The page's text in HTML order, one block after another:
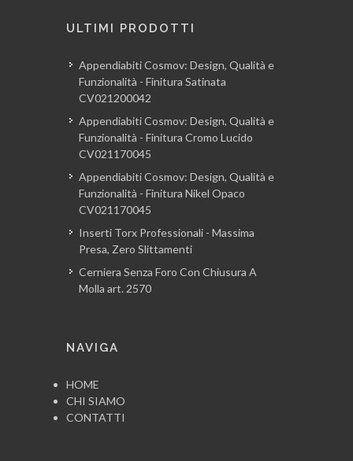
ULTIMI PRODOTTI
Appendiabiti Cosmov: Design, Qualità e
Funzionalità - Finitura Satinata
CV021200042
Appendiabiti Cosmov: Design, Qualità e
Funzionalità - Finitura Cromo Lucido
CV021170045
Appendiabiti Cosmov: Design, Qualità e
Funzionalità - Finitura Nikel Opaco
CV021170045
Inserti Torx Professionali - Massima
Presa, Zero Slittamenti
Cerniera Senza Foro Con Chiusura A
Molla art. 2570
NAVIGA
HOME
CHI SIAMO
CONTATTI